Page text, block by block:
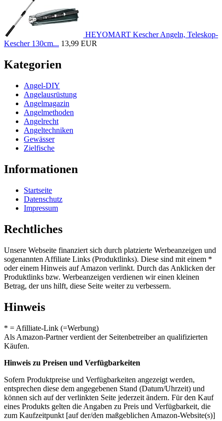
HEYOMART Kescher Angeln, Teleskop-
Kescher 130cm... 13,99 EUR
Kategorien
Angel-DIY
Angelausrüstung
Angelmagazin
Angelmethoden
Angelrecht
Angeltechniken
Gewässer
Zielfische
Informationen
Startseite
Datenschutz
Impressum
Rechtliches
Unsere Webseite finanziert sich durch platzierte Werbeanzeigen und
sogenannten Affiliate Links (Produktlinks). Diese sind mit einem *
oder einem Hinweis auf Amazon verlinkt. Durch das Anklicken der
Produktlinks bzw. Werbeanzeigen verdienen wir einen kleinen
Betrag, der uns hilft, diese Seite weiter zu verbessern.
Hinweis
* = Afilliate-Link (=Werbung)
Als Amazon-Partner verdient der Seitenbetreiber an qualifizierten
Käufen.
Hinweis zu Preisen und Verfügbarkeiten
Sofern Produktpreise und Verfügbarkeiten angezeigt werden,
entsprechen diese dem angegebenen Stand (Datum/Uhrzeit) und
können sich auf der verlinkten Seite jederzeit ändern. Für den Kauf
eines Produkts gelten die Angaben zu Preis und Verfügbarkeit, die
zum Kaufzeitpunkt [auf der/den maßgeblichen Amazon-Website(s)]